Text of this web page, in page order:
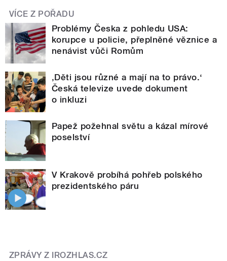
VÍCE Z POŘADU
Problémy Česka z pohledu USA:
korupce u policie, přeplněné věznice a
nenávist vůči Romům
‚Děti jsou různé a mají na to právo.‘
Česká televize uvede dokument
o inkluzi
Papež požehnal světu a kázal mírové
poselství
V Krakově probíhá pohřeb polského
prezidentského páru
ZPRÁVY Z IROZHLAS.CZ